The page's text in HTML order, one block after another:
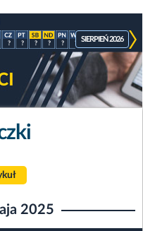
? ? ? ? ? ? ? ? ?
SIERPIEŃ 2026
2025